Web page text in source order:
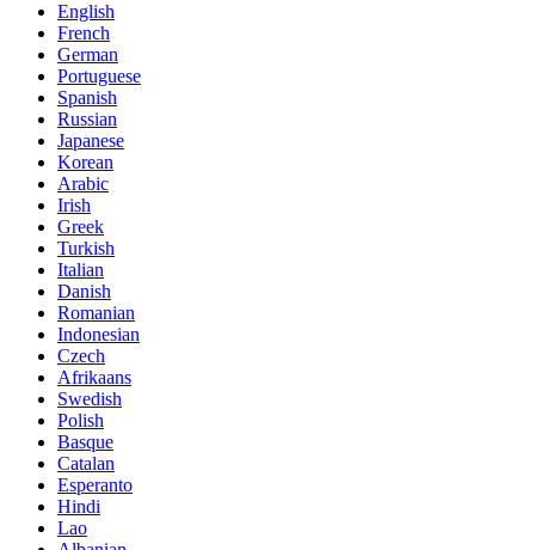
English
French
German
Portuguese
Spanish
Russian
Japanese
Korean
Arabic
Irish
Greek
Turkish
Italian
Danish
Romanian
Indonesian
Czech
Afrikaans
Swedish
Polish
Basque
Catalan
Esperanto
Hindi
Lao